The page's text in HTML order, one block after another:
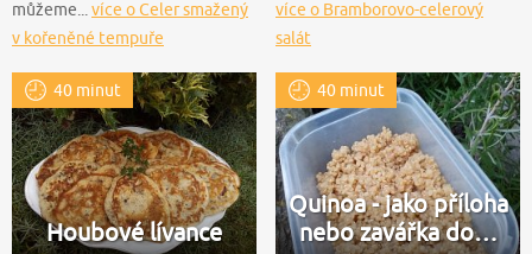
můžeme... více o Celer smažený
v kořeněné tempuře
více o Bramborovo-celerový
salát
40 minut
Houbové lívance
40 minut
Quinoa - jako příloha
nebo zavářka do…